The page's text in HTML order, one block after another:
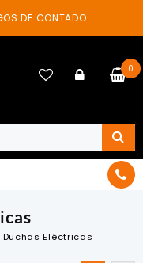
DE CONTADO
0
Duchas Eléctricas